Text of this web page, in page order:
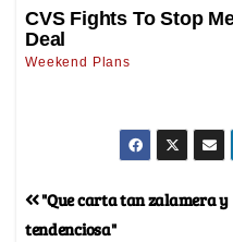
"Que carta tan zalamera y
tendenciosa"